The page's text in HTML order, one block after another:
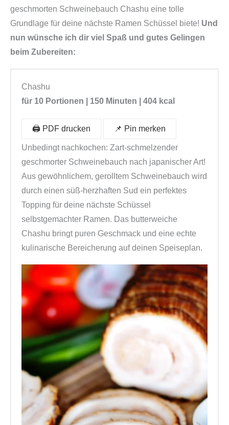
geschmorten Schweinebauch Chashu eine tolle
Grundlage für deine nächste Ramen Schüssel biete! Und
nun wünsche ich dir viel Spaß und gutes Gelingen
beim Zubereiten:
Chashu
für 10 Portionen | 150 Minuten | 404 kcal
🖨️ PDF drucken 📌 Pin merken
Unbedingt nachkochen: Zart-schmelzender
geschmorter Schweinebauch nach japanischer Art!
Aus gewöhnlichem, gerolltem Schweinebauch wird
durch einen süß-herzhaften Sud ein perfektes
Topping für deine nächste Schüssel
selbstgemachter Ramen. Das butterweiche
Chashu bringt puren Geschmack und eine echte
kulinarische Bereicherung auf deinen Speiseplan.